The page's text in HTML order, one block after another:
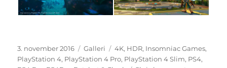
Udgivet
3. november 2016 Format
Galleri Tags
4K, HDR, Insomniac Games,
PlayStation 4, PlayStation 4 Pro, PlayStation 4 Slim, PS4,